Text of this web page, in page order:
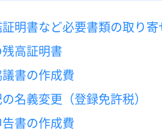
明書など必要書類の取り寄
高証明書
書の作成費
名義変更（登録免許税）
書の作成費